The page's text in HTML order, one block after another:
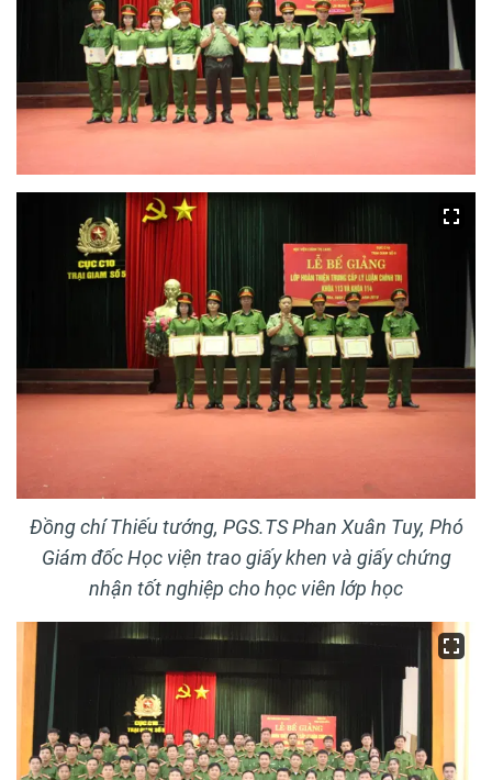
Đồng chí Thiếu tướng, PGS.TS Phan Xuân Tuy, Phó
Giám đốc Học viện trao giấy khen và giấy chứng
nhận tốt nghiệp cho học viên lớp học